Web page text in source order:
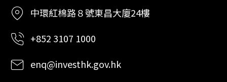
中環紅棉路８號東昌大廈24樓
+852 3107 1000
enq@investhk.gov.hk